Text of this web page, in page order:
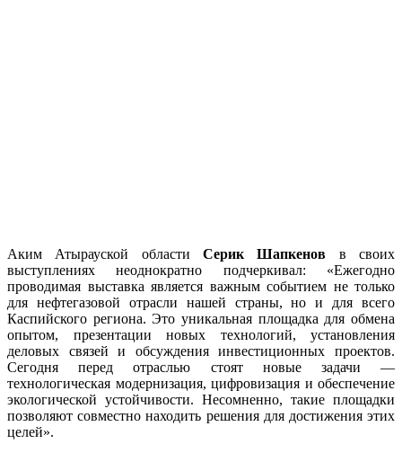
Аким Атырауской области Серик Шапкенов в своих
выступлениях неоднократно подчеркивал: «Ежегодно
проводимая выставка является важным событием не только
для нефтегазовой отрасли нашей страны, но и для всего
Каспийского региона. Это уникальная площадка для обмена
опытом, презентации новых технологий, установления
деловых связей и обсуждения инвестиционных проектов.
Сегодня перед отраслью стоят новые задачи —
технологическая модернизация, цифровизация и обеспечение
экологической устойчивости. Несомненно, такие площадки
позволяют совместно находить решения для достижения этих
целей».